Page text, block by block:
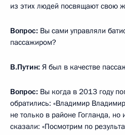
из этих людей посвящают свою
Вопрос: Вы сами управляли
пассажиром?
В.Путин: Я был в качестве
Вопрос: Вы когда в 2013 году
обратились: «Владимир
не только в районе Гогланда,
сказали: «Посмотрим по